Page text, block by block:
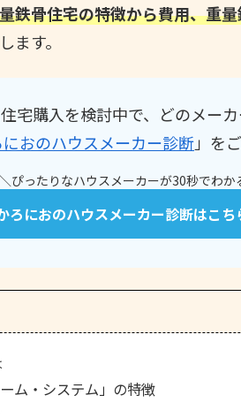
鉄骨住宅の特徴から費用、重
ます。
宅購入を検討中で、どのメー
におのハウスメーカー診断」を
＼ぴったりなハウスメーカーが30秒でわか
ろにおのハウスメーカー診断はこ
ム・システム」の特徴